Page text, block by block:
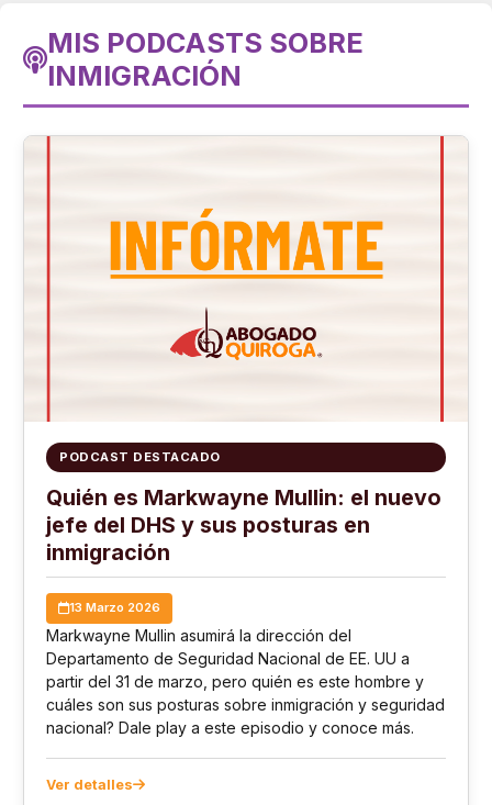
MIS PODCASTS SOBRE
INMIGRACIÓN
PODCAST DESTACADO
Quién es Markwayne Mullin: el nuevo
jefe del DHS y sus posturas en
inmigración
13 Marzo 2026
Markwayne Mullin asumirá la dirección del
Departamento de Seguridad Nacional de EE. UU a
partir del 31 de marzo, pero quién es este hombre y
cuáles son sus posturas sobre inmigración y seguridad
nacional? Dale play a este episodio y conoce más.
Ver detalles